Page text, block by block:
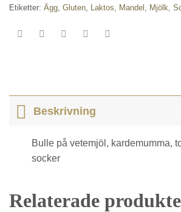
Etiketter: Ägg, Gluten, Laktos, Mandel , Mjölk,
Beskrivning
Bulle på vetemjöl, kardemumma,
socker
Relaterade